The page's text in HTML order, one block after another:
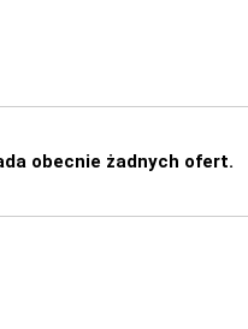
obecnie żadnych ofert.